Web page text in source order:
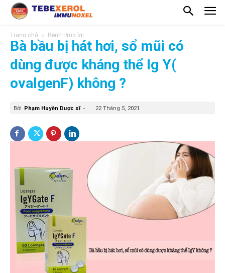
Trang chủ Bệnh răng lợi
Bà bầu bị hát hơi, sổ mũi có
dùng được kháng thể Ig Y(
ovalgenF) không ?
Bởi Phạm Huyền Dược sĩ - 22 Tháng 5, 2021